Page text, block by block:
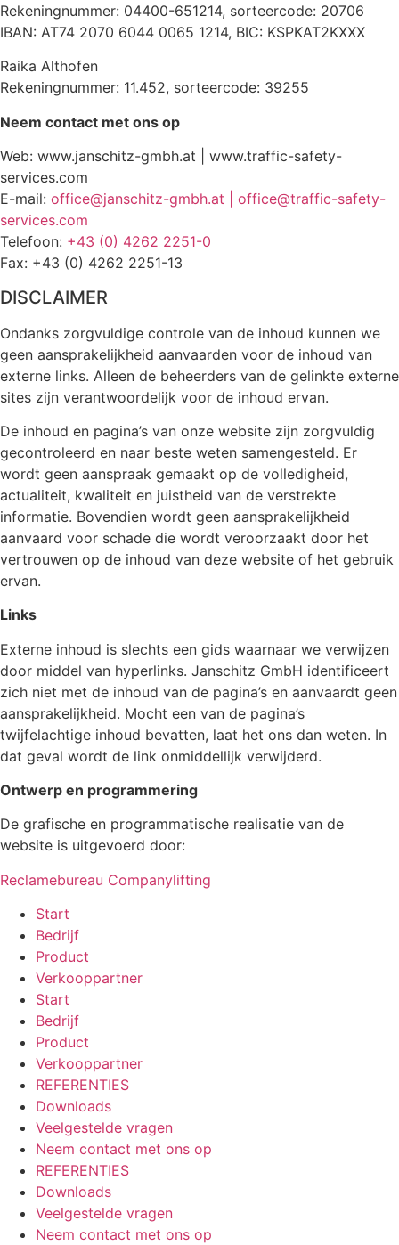
Rekeningnummer: 04400-651214, sorteercode: 20706
IBAN: AT74 2070 6044 0065 1214, BIC: KSPKAT2KXXX
Raika Althofen
Rekeningnummer: 11.452, sorteercode: 39255
Neem contact met ons op
Web: www.janschitz-gmbh.at | www.traffic-safety-
services.com
E-mail: office@janschitz-gmbh.at | office@traffic-safety-
services.com
Telefoon: +43 (0) 4262 2251-0
Fax: +43 (0) 4262 2251-13
DISCLAIMER
Ondanks zorgvuldige controle van de inhoud kunnen we
geen aansprakelijkheid aanvaarden voor de inhoud van
externe links. Alleen de beheerders van de gelinkte externe
sites zijn verantwoordelijk voor de inhoud ervan.
De inhoud en pagina’s van onze website zijn zorgvuldig
gecontroleerd en naar beste weten samengesteld. Er
wordt geen aanspraak gemaakt op de volledigheid,
actualiteit, kwaliteit en juistheid van de verstrekte
informatie. Bovendien wordt geen aansprakelijkheid
aanvaard voor schade die wordt veroorzaakt door het
vertrouwen op de inhoud van deze website of het gebruik
ervan.
Links
Externe inhoud is slechts een gids waarnaar we verwijzen
door middel van hyperlinks. Janschitz GmbH identificeert
zich niet met de inhoud van de pagina’s en aanvaardt geen
aansprakelijkheid. Mocht een van de pagina’s
twijfelachtige inhoud bevatten, laat het ons dan weten. In
dat geval wordt de link onmiddellijk verwijderd.
Ontwerp en programmering
De grafische en programmatische realisatie van de
website is uitgevoerd door:
Reclamebureau Companylifting
Start
Bedrijf
Product
Verkooppartner
Start
Bedrijf
Product
Verkooppartner
REFERENTIES
Downloads
Veelgestelde vragen
Neem contact met ons op
REFERENTIES
Downloads
Veelgestelde vragen
Neem contact met ons op